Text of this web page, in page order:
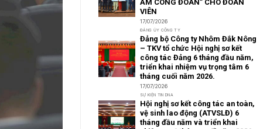
ẤM CÔNG ĐOÀN” CHO ĐOÀN
VIÊN
17/07/2026
ĐẢNG ỦY CÔNG TY
Đảng bộ Công ty Nhôm Đắk Nông
– TKV tổ chức Hội nghị sơ kết
công tác Đảng 6 tháng đầu năm,
triển khai nhiệm vụ trọng tâm 6
tháng cuối năm 2026.
17/07/2026
SỰ KIỆN TIN DNA
Hội nghị sơ kết công tác an toàn,
vệ sinh lao động (ATVSLĐ) 6
tháng đầu năm và triển khai